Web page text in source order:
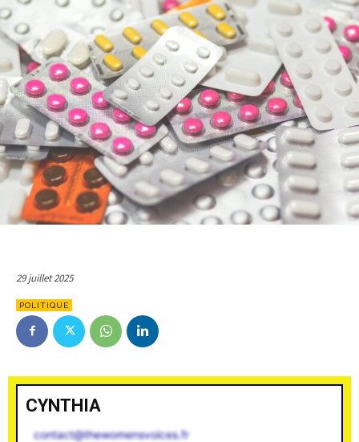
29 juillet 2025
POLITIQUE
CYNTHIA
contact@thewomensvoices.fr